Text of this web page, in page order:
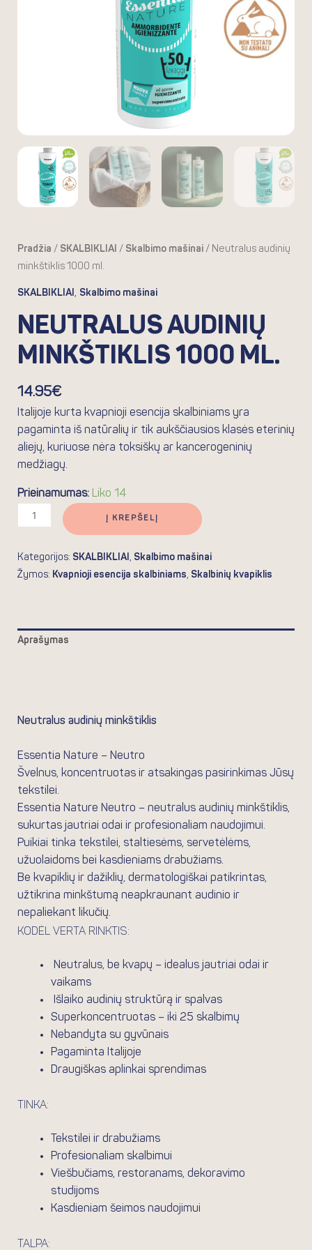
Pradžia / SKALBIKLIAI / Skalbimo mašinai/ Neutralus audinių
minkštiklis 1000 ml.
SKALBIKLIAI , Skalbimo mašinai
NEUTRALUS AUDINIŲ
MINKŠTIKLIS 1000 ML.
14.95€
Italijoje kurta kvapnioji esencija skalbiniams yra
pagaminta iš natūralių ir tik aukščiausios klasės eterinių
aliejų, kuriuose nėra toksiškų ar kancerogeninių
medžiagų.
Prieinamumas: Liko 14
Į KREPŠELĮ
Kategorijos: SKALBIKLIAI , Skalbimo mašinai
Žymos: Kvapnioji esencija skalbiniams, Skalbinių kvapiklis
Aprašymas
Neutralus audinių minkštiklis
Essentia Nature – Neutro
Švelnus, koncentruotas ir atsakingas pasirinkimas Jūsų
tekstilei.
Essentia Nature Neutro – neutralus audinių minkštiklis,
sukurtas jautriai odai ir profesionaliam naudojimui.
Puikiai tinka tekstilei, staltiesėms, servetėlėms,
užuolaidoms bei kasdieniams drabužiams.
Be kvapiklių ir dažiklių, dermatologiškai patikrintas,
užtikrina minkštumą neapkraunant audinio ir
nepaliekant likučių.
Kodėl verta rinktis:
Neutralus, be kvapų – idealus jautriai odai ir
vaikams
Išlaiko audinių struktūrą ir spalvas
Superkoncentruotas– iki 25 skalbimų
Nebandyta su gyvūnais
Pagaminta Italijoje
Draugiškas aplinkai sprendimas
Tinka:
Tekstilei ir drabužiams
Profesionaliam skalbimui
Viešbučiams, restoranams, dekoravimo
studijoms
Kasdieniam šeimos naudojimui
Talpa: